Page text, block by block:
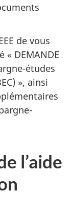
de vous
DEMANDE
études
», ainsi
l’aide